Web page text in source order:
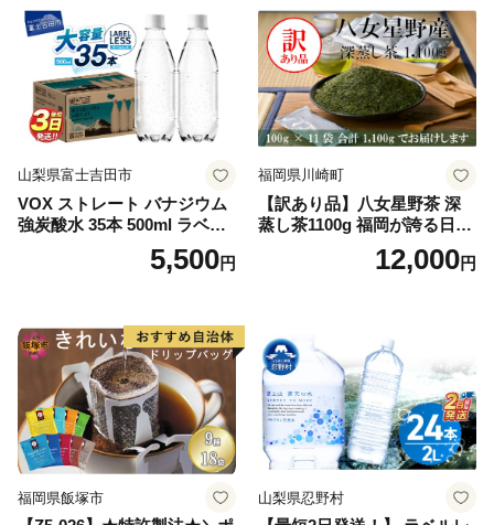
山梨県富士吉田市
VOX ストレート バナジウム
強炭酸水 35本 500ml ラベル
レス【富士吉田市限定カート
5,500円
福岡県川崎町
【訳あり品】八女星野茶 深
蒸し茶1100g 福岡が誇る日本
茶_ 訳アリ 常温 お茶 茶袋 常
備品 おちゃ ocha 茶葉 緑茶
小分け お土産 お取り寄せ グ
ルメ 福岡 九州 福岡県 国産
日本 ふかむし茶 ふかむし 家
庭用 自宅用 ちゃ りょくちゃ
ふかむしちゃ 急須 甘み 川崎
町 送料無料
12,000円
福岡県飯塚市 山梨県忍野村